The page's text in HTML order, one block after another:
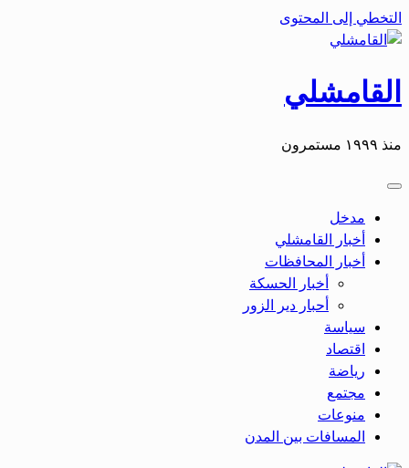
التخطي إلى المحتوى
القامشلي
منذ ١٩٩٩ مستمرون
مدخل
أخبار القامشلي
أخبار المحافظات
أخبار الحسكة
أحبار دير الزور
سياسة
اقتصاد
رياضة
مجتمع
منوعات
المسافات بين المدن